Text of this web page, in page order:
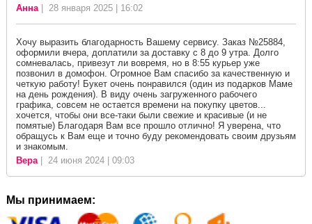
Анна| 28 января 2025 | 16:02
Хочу выразить благодарность Вашему сервису. Заказ №25884,
оформили вчера, доплатили за доставку с 8 до 9 утра. Долго
сомневалась, привезут ли вовремя, но в 8:55 курьер уже
позвонил в домофон. Огромное Вам спасибо за качественную и
четкую работу! Букет очень понравился (один из подарков Маме
на день рождения). В виду очень загруженного рабочего
графика, совсем не остается времени на покупку цветов...
хочется, чтобы они все-таки были свежие и красивые (и не
помятые) Благодаря Вам все прошло отлично! Я уверена, что
обращусь к Вам еще и точно буду рекомендовать своим друзьям
и знакомым.
Вера| 24 июня 2024 | 09:03
Мы принимаем: